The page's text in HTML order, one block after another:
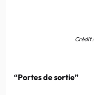
Crédit
“Portes de sortie”